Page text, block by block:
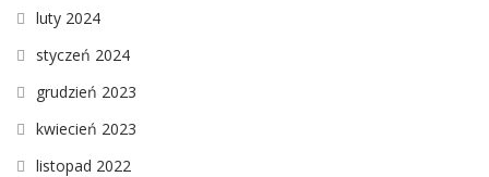
luty 2024
styczeń 2024
grudzień 2023
kwiecień 2023
listopad 2022